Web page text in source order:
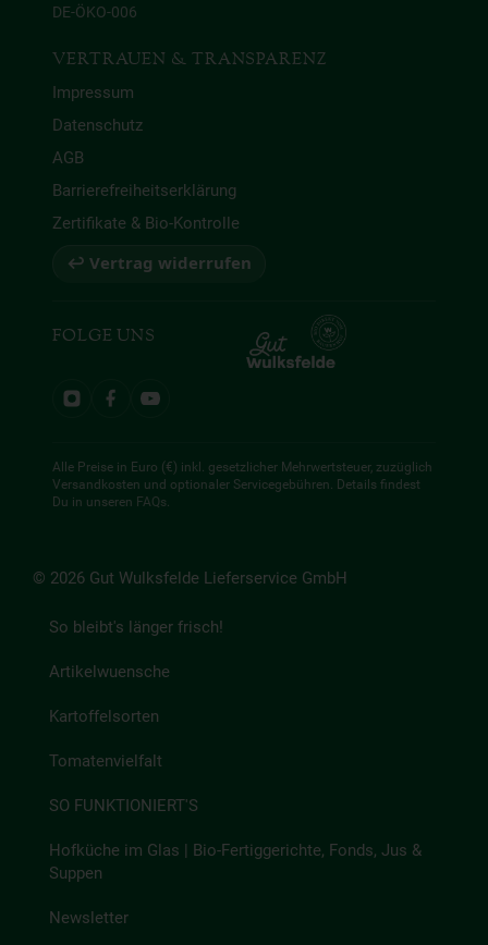
DE-ÖKO-006
VERTRAUEN & TRANSPARENZ
Impressum
Datenschutz
AGB
Barrierefreiheitserklärung
Zertifikate & Bio-Kontrolle
↩ Vertrag widerrufen
FOLGE UNS
Alle Preise in Euro (€) inkl. gesetzlicher Mehrwertsteuer, zuzüglich
Versandkosten und optionaler Servicegebühren. Details findest
Du in unseren FAQs.
© 2026 Gut Wulksfelde Lieferservice GmbH
So bleibt's länger frisch!
Artikelwuensche
Kartoffelsorten
Tomatenvielfalt
SO FUNKTIONIERT'S
Hofküche im Glas | Bio-Fertiggerichte, Fonds, Jus &
Suppen
Newsletter